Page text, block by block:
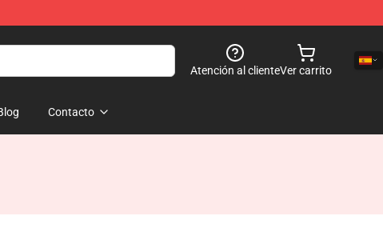
Atención al clienteVer carrito
Contacto